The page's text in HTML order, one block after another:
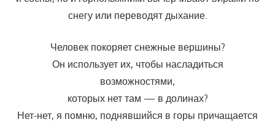
снегу или переводят дыхание.
Человек покоряет снежные вершины?
Он использует их, чтобы насладиться
возможностями,
которых нет там — в долинах?
Нет-нет, я помню, поднявшийся в горы причащается